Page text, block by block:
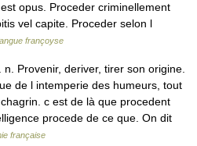
opus. Proceder criminellement
vel capite. Proceder selon l
françoyse
Provenir, deriver, tirer son origine.
de l intemperie des humeurs, tout
c est de là que procedent
procede de ce que. On dit
française